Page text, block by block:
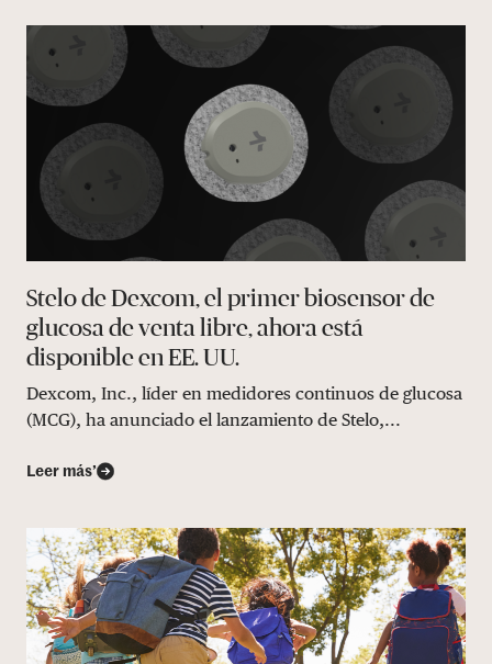
Stelo de Dexcom, el primer biosensor de
glucosa de venta libre, ahora está
disponible en EE. UU.
Dexcom, Inc., líder en medidores continuos de glucosa
(MCG), ha anunciado el lanzamiento de Stelo,...
Leer más’